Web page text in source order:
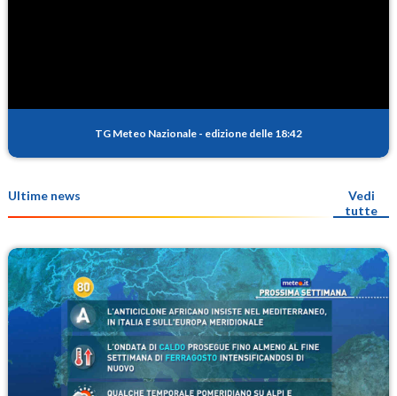
TG Meteo Nazionale - edizione delle 18:42
Ultime news
Vedi
tutte